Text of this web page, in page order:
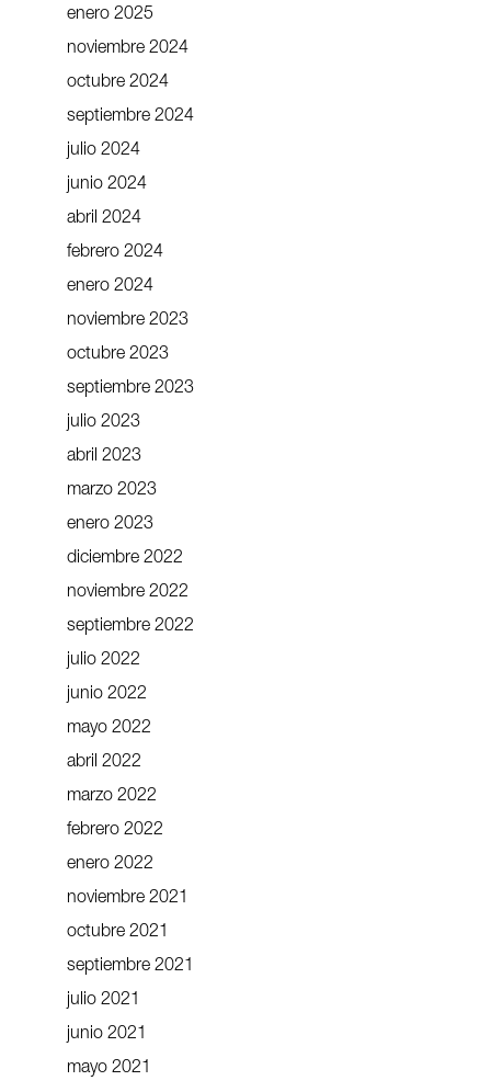
enero 2025
noviembre 2024
octubre 2024
septiembre 2024
julio 2024
junio 2024
abril 2024
febrero 2024
enero 2024
noviembre 2023
octubre 2023
septiembre 2023
julio 2023
abril 2023
marzo 2023
enero 2023
diciembre 2022
noviembre 2022
septiembre 2022
julio 2022
junio 2022
mayo 2022
abril 2022
marzo 2022
febrero 2022
enero 2022
noviembre 2021
octubre 2021
septiembre 2021
julio 2021
junio 2021
mayo 2021